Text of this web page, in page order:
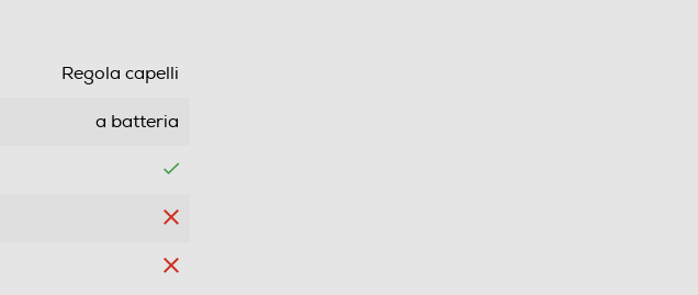
Regola capelli
a batteria